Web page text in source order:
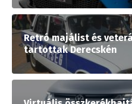
Retró majálist és
tartottak Derecskén